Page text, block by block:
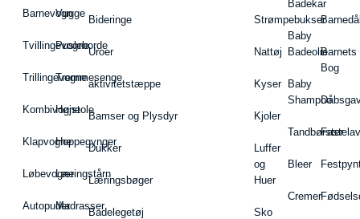
Barnevogn
Tvillingevogne
Trillingevogne
Kombivogne
Klapvogne
Løbevogne
Autopuder
Vugge
Pusleborde
Tremmesenge
Højstole
Hoppegynger
Læringstårn
Madrasser
Bideringe
Uroer
aktivitetstæppe
Bamser og Plysdyr
Dukker
Læringsbøger
Badelegetøj
Strømpebukser
Nattøj
Kyser
Kjoler
Luffer
og
Huer
Sko
Badekar
Baby
Badeolie
Baby
Shampoo
Tandbørster
Bleer
Cremer
Barnets
Bog